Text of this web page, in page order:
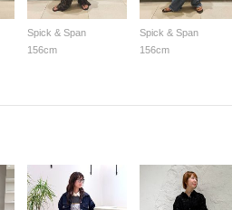
Spick & Span
156cm
Spick & Span
156cm